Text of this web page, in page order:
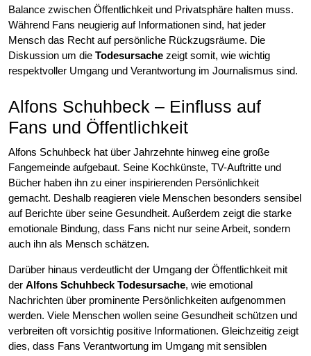
Balance zwischen Öffentlichkeit und Privatsphäre halten muss.
Während Fans neugierig auf Informationen sind, hat jeder
Mensch das Recht auf persönliche Rückzugsräume. Die
Diskussion um die Todesursache zeigt somit, wie wichtig
respektvoller Umgang und Verantwortung im Journalismus sind.
Alfons Schuhbeck – Einfluss auf
Fans und Öffentlichkeit
Alfons Schuhbeck hat über Jahrzehnte hinweg eine große
Fangemeinde aufgebaut. Seine Kochkünste, TV-Auftritte und
Bücher haben ihn zu einer inspirierenden Persönlichkeit
gemacht. Deshalb reagieren viele Menschen besonders sensibel
auf Berichte über seine Gesundheit. Außerdem zeigt die starke
emotionale Bindung, dass Fans nicht nur seine Arbeit, sondern
auch ihn als Mensch schätzen.
Darüber hinaus verdeutlicht der Umgang der Öffentlichkeit mit
der Alfons Schuhbeck Todesursache, wie emotional
Nachrichten über prominente Persönlichkeiten aufgenommen
werden. Viele Menschen wollen seine Gesundheit schützen und
verbreiten oft vorsichtig positive Informationen. Gleichzeitig zeigt
dies, dass Fans Verantwortung im Umgang mit sensiblen